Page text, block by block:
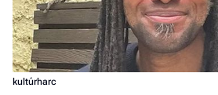
kultúrharc